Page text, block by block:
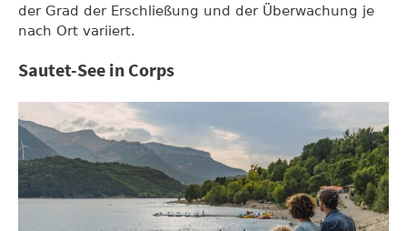
der Grad der Erschließung und der Überwachung je
nach Ort variiert.
Sautet-See in Corps